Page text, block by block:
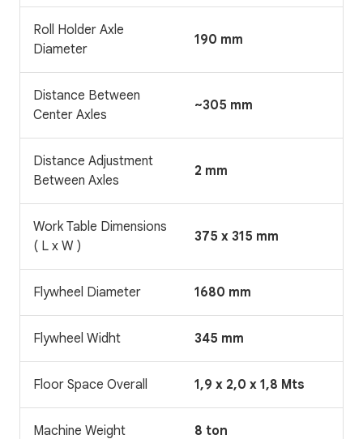
Roll Holder Axle
Diameter
190 mm
Distance Between
Center Axles
~305 mm
Distance Adjustment
Between Axles
2 mm
Work Table Dimensions
( L x W )
375 x 315 mm
Flywheel Diameter 1680 mm
Flywheel Widht 345 mm
Floor Space Overall 1,9 x 2,0 x 1,8 Mts
Machine Weight 8 ton